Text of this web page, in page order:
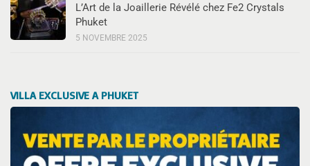
L’Art de la Joaillerie Révélé chez Fe2 Crystals
Phuket
5 NOVEMBRE 2025
VILLA EXCLUSIVE A PHUKET